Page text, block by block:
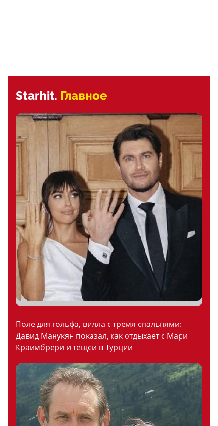
Starhit. Главное
Поле для гольфа, вилла с тремя спальнями:
Давид Манукян показал, как отдыхает с Мари
Краймбрери и тещей в Турции